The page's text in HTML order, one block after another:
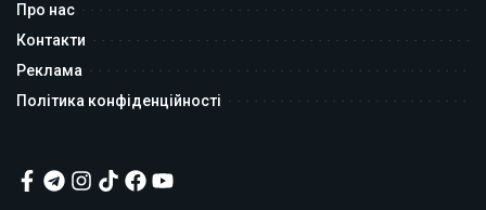
Про нас
Контакти
Реклама
Політика конфіденційності